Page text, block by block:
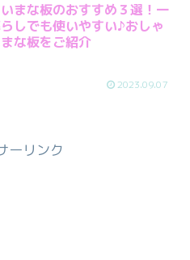
まな板のおすすめ３選！一
しでも使いやすい♪おしゃ
な板をご紹介
2023.09.07
ーリンク